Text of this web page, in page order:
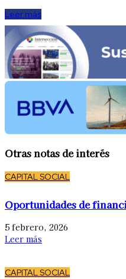
Leer más
Otras notas de interés
CAPITAL SOCIAL
Oportunidades de
5 febrero, 2026
Leer más
CAPITAL SOCIAL